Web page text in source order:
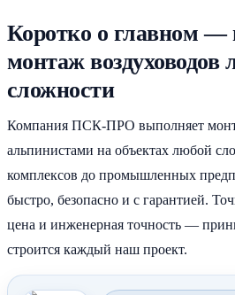
Коротко о главном
монтаж воздуховодов
сложности
Компания ПСК-ПРО выполняет
альпинистами на объектах любой
комплексов до промышленных
быстро, безопасно и с гарантией.
цена и инженерная точность —
строится каждый наш проект.